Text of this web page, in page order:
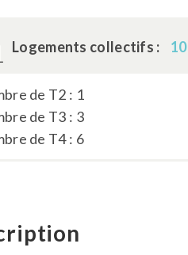
Logements collectifs : 10
de T2 : 1
de T3 : 3
de T4 : 6